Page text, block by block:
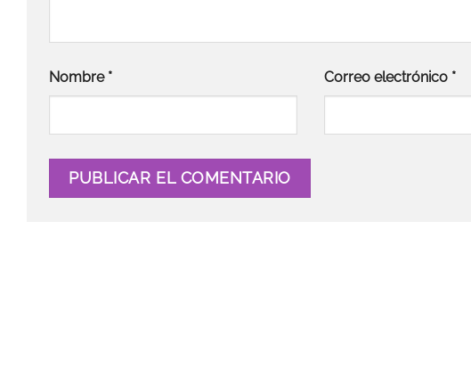
Nombre * Correo electrónico *